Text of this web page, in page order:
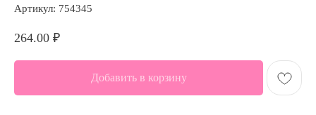
Артикул: 754345
264.00 ₽
Добавить в корзину